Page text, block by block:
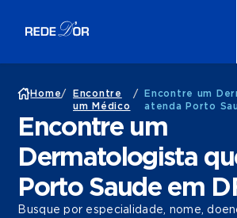
Home/
Encontre
um Médico
/
Encontre um
atenda Porto
Encontre um
Dermatologista
Porto Saude em
Busque por especialidade, nome,